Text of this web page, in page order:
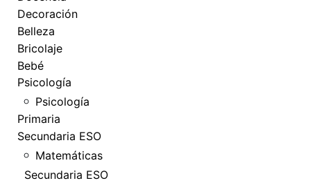
Decoración
Belleza
Bricolaje
Bebé
Psicología
Psicología
Primaria
Secundaria ESO
Matemáticas
Secundaria ESO